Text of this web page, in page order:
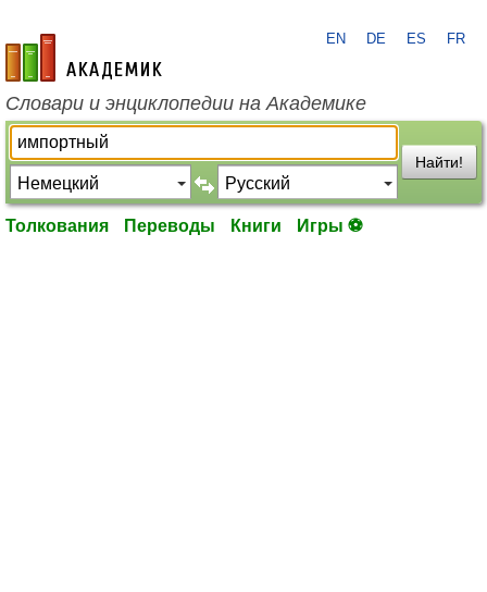
academic.ru
EN DE ES FR
Словари и энциклопедии на Академике
Найти!
Толкования Переводы Книги Игры ⚽